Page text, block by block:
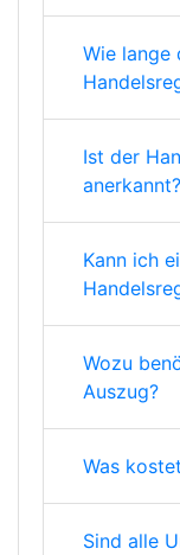
Wie lange
Ist der
anerkannt?
Kann ich
Wozu
Auszug?
Was
Sind alle